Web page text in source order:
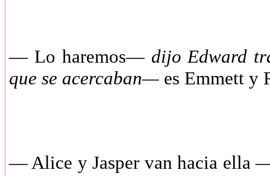
— Lo haremos— dijo Edward
que se acercaban— es Emmett
— Alice y Jasper van hacia ella—